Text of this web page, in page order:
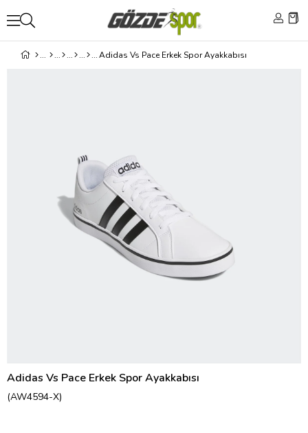
Adidas Vs Pace Erkek Spor Ayakkabısı
Adidas Vs Pace Erkek Spor Ayakkabısı
(AW4594-X)